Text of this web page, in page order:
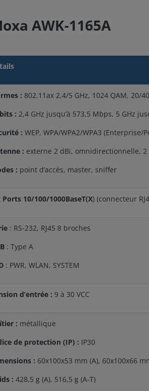
AWK-1165A
: 802.11ax 2,4/5 GHz, 1024 QAM, 20/
: 2,4 GHz jusqu’à 573,5 Mbps, 5 GHz
: WEP, WPA/WPA2/WPA3 (Enterprise/
: externe 2 dBi, omnidirectionnelle, 2
: point d’accès, master, sniffer
Ports 10/100/1000BaseT(X) (connecteur
: RS-232, RJ45 8 broches
: Type A
: PWR, WLAN, SYSTEM
d’entrée : 9 à 30 VCC
: métallique
de protection (IP) : IP30
: 60x100x53 mm (A), 60x100x66
: 428,5 g (A), 516,5 g (A-T)